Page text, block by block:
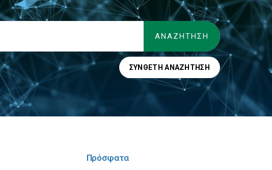
ΣΎΝΘΕΤΗ ΑΝΑΖΉΤΗΣΗ
Πρόσφατα